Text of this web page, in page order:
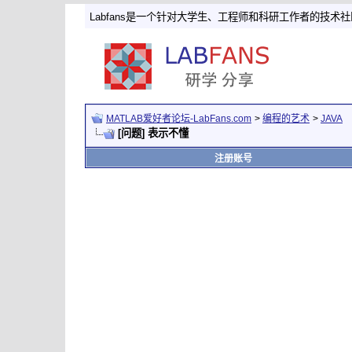
Labfans是一个针对大学生、工程师和科研工作者的技术社
MATLAB爱好者论坛-LabFans.com > 编程的艺术 > JAVA
[问题] 表示不懂
注册账号